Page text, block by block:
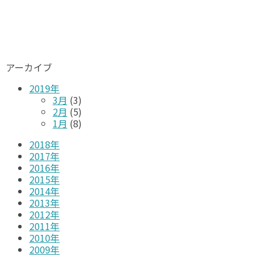
アーカイブ
2019年
3月 (3)
2月 (5)
1月 (8)
2018年
2017年
2016年
2015年
2014年
2013年
2012年
2011年
2010年
2009年